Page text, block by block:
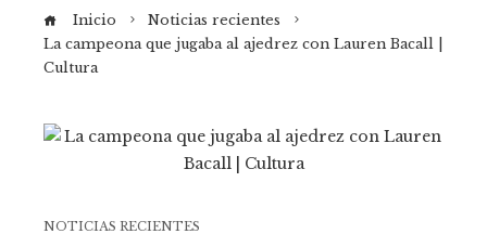
Inicio
Noticias recientes
La campeona que jugaba al ajedrez con Lauren Bacall |
Cultura
NOTICIAS RECIENTES